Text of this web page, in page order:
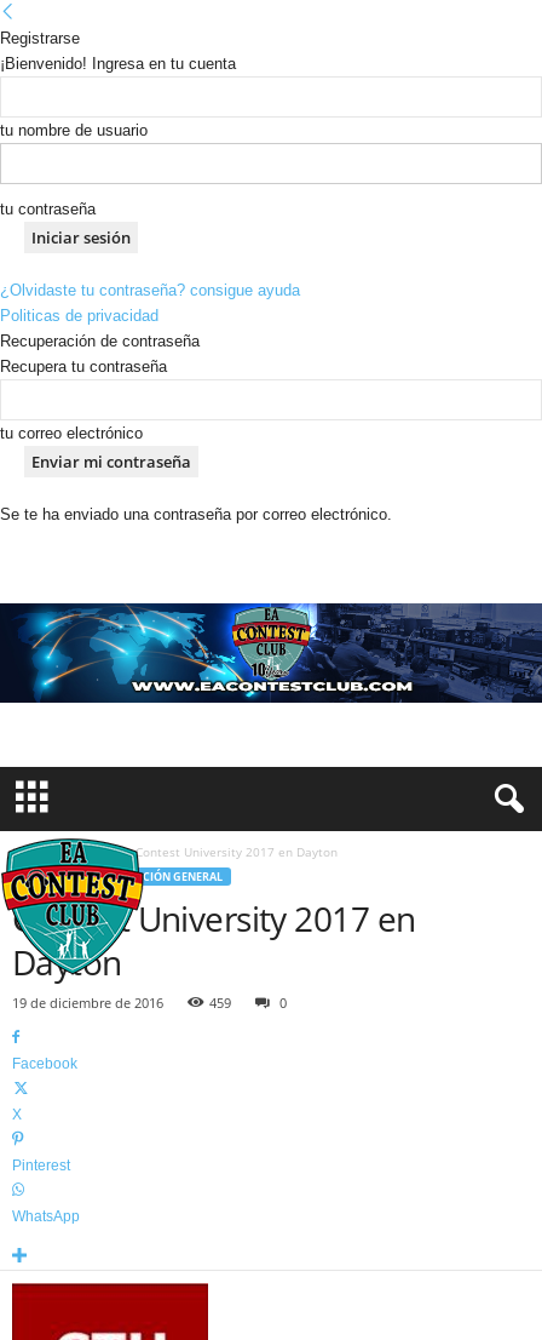
Registrarse
¡Bienvenido! Ingresa en tu cuenta
tu nombre de usuario
tu contraseña
¿Olvidaste tu contraseña? consigue ayuda
Politicas de privacidad
Recuperación de contraseña
Recupera tu contraseña
tu correo electrónico
Se te ha enviado una contraseña por correo electrónico.
Inicio Eventos Contest University 2017 en Dayton
EVENTOS INFORMACIÓN GENERAL
Contest University 2017 en
Dayton
19 de diciembre de 2016 459 0
Facebook
X
Pinterest
WhatsApp